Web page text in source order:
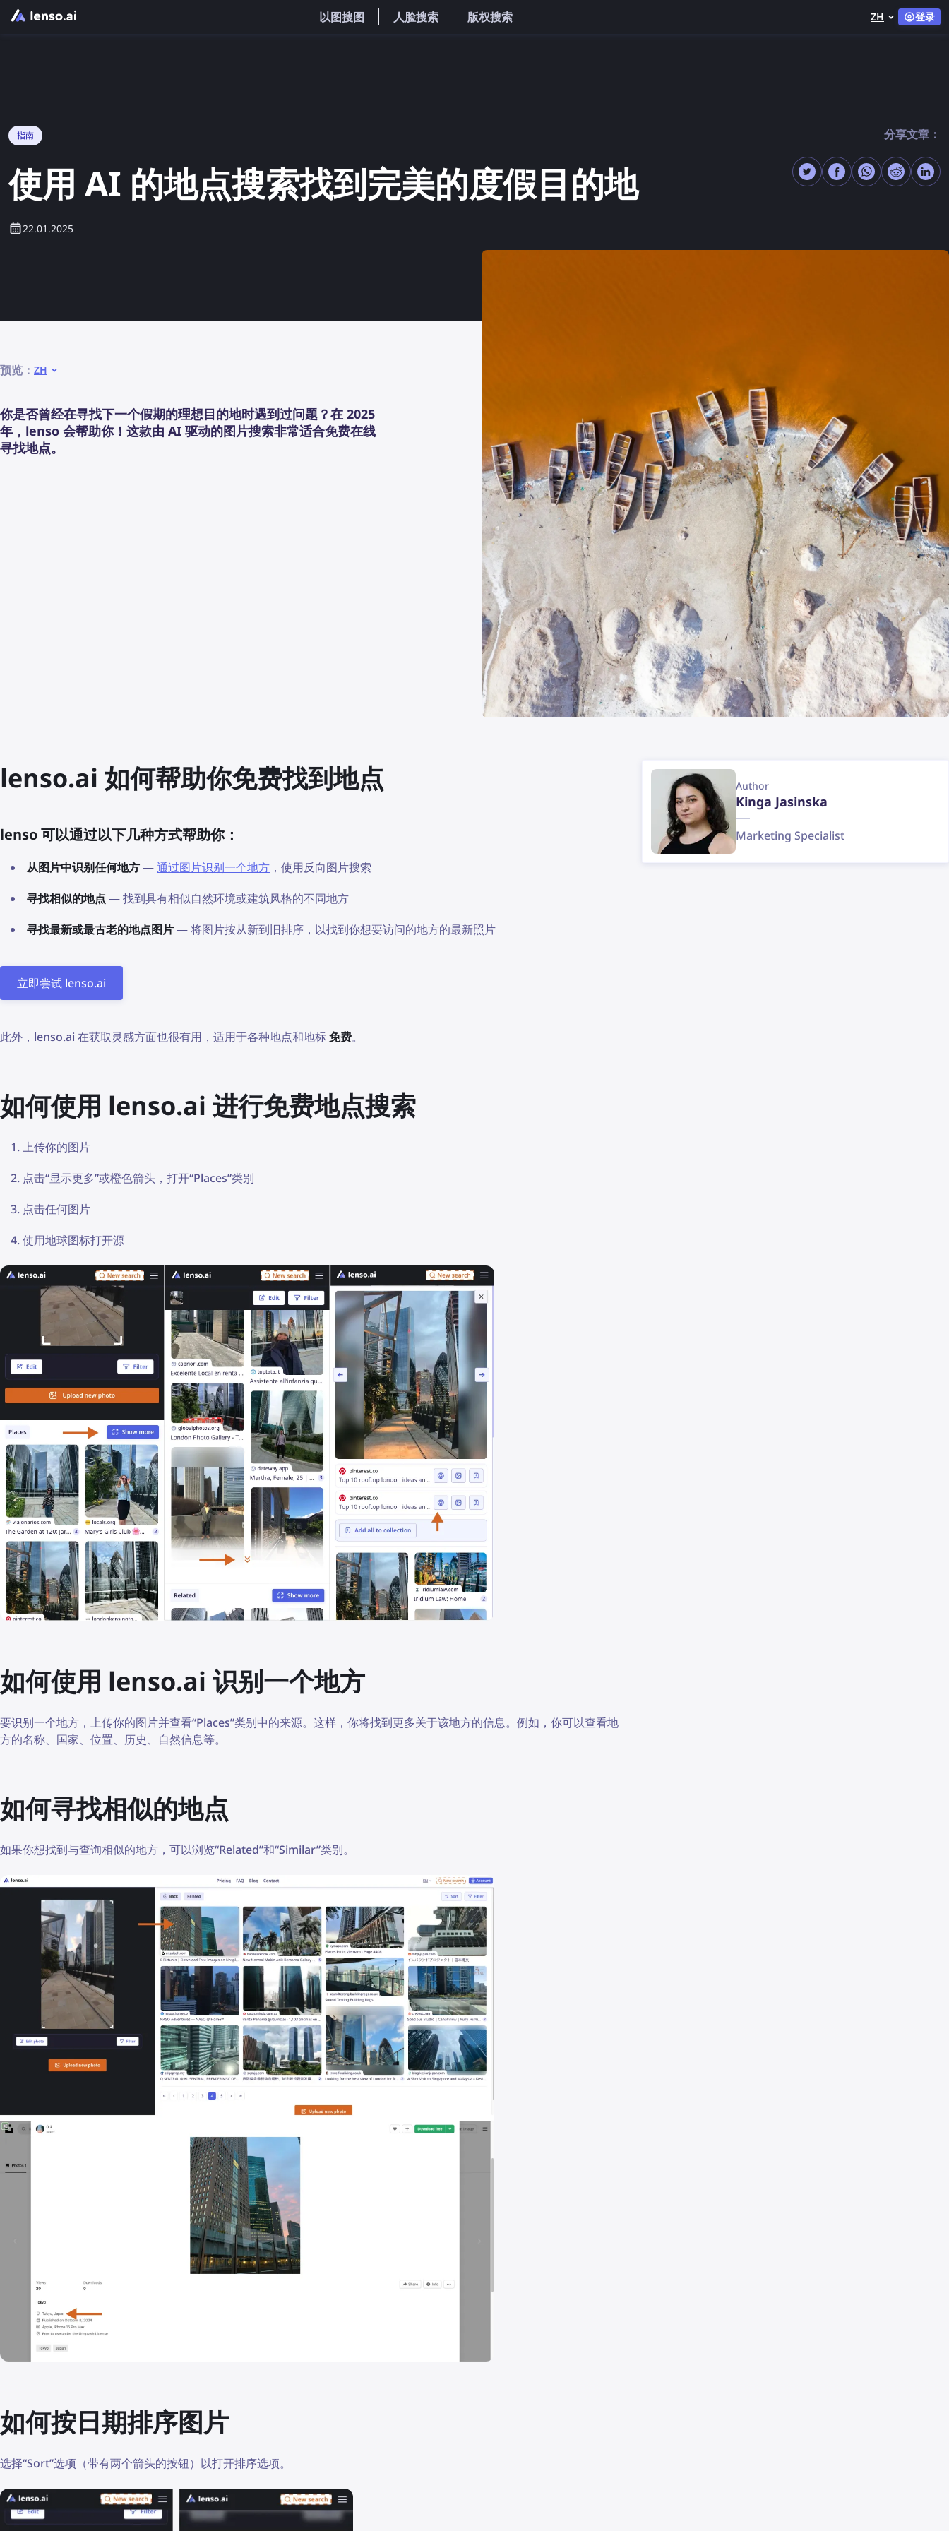
以图搜图 人脸搜索 版权搜索 ZH 登录
指南
使用 AI 的地点搜索找到完美的度假目的地
22.01.2025
分享文章：
预览： ZH
你是否曾经在寻找下一个假期的理想目的地时遇到过问题？在 2025
年，lenso 会帮助你！这款由 AI 驱动的图片搜索非常适合免费在线
寻找地点。
lenso.ai 如何帮助你免费找到地点
lenso 可以通过以下几种方式帮助你：
从图片中识别任何地方—通过图片识别一个地方 ，使用反向图片搜索
寻找相似的地点 — 找到具有相似自然环境或建筑风格的不同地方
寻找最新或最古老的地点图片— 将图片按从新到旧排序，以找到你想要访问的地方的最新照片
立即尝试 lenso.ai
此外，lenso.ai 在获取灵感方面也很有用，适用于各种地点和地标免费。
如何使用 lenso.ai 进行免费地点搜索
上传你的图片
点击“显示更多”或橙色箭头，打开“Places”类别
点击任何图片
使用地球图标打开源
如何使用 lenso.ai 识别一个地方
要识别一个地方，上传你的图片并查看“Places”类别中的来源。这样，你将找到更多关于该地方的信息。例如，你可以查看地
方的名称、国家、位置、历史、自然信息等。
如何寻找相似的地点
如果你想找到与查询相似的地方，可以浏览“Related”和“Similar”类别。
如何按日期排序图片
选择“Sort”选项（带有两个箭头的按钮）以打开排序选项。
Author
Kinga Jasinska
Marketing Specialist